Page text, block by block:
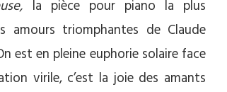
la pièce pour piano la plus
amours triomphantes de Claude
est en pleine euphorie solaire face
virile, c’est la joie des amants